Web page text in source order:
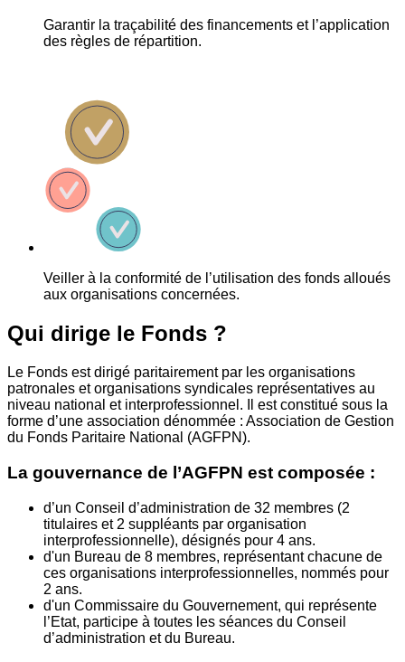
Garantir la traçabilité des financements et l’application
des règles de répartition.
Veiller à la conformité de l’utilisation des fonds alloués
aux organisations concernées.
Qui dirige le Fonds ?
Le Fonds est dirigé paritairement par les organisations
patronales et organisations syndicales représentatives au
niveau national et interprofessionnel. Il est constitué sous la
forme d’une association dénommée : Association de Gestion
du Fonds Paritaire National (AGFPN).
La gouvernance de l’AGFPN est composée :
d’un Conseil d’administration de 32 membres (2
titulaires et 2 suppléants par organisation
interprofessionnelle), désignés pour 4 ans.
d'un Bureau de 8 membres, représentant chacune de
ces organisations interprofessionnelles, nommés pour
2 ans.
d'un Commissaire du Gouvernement, qui représente
l’Etat, participe à toutes les séances du Conseil
d’administration et du Bureau.